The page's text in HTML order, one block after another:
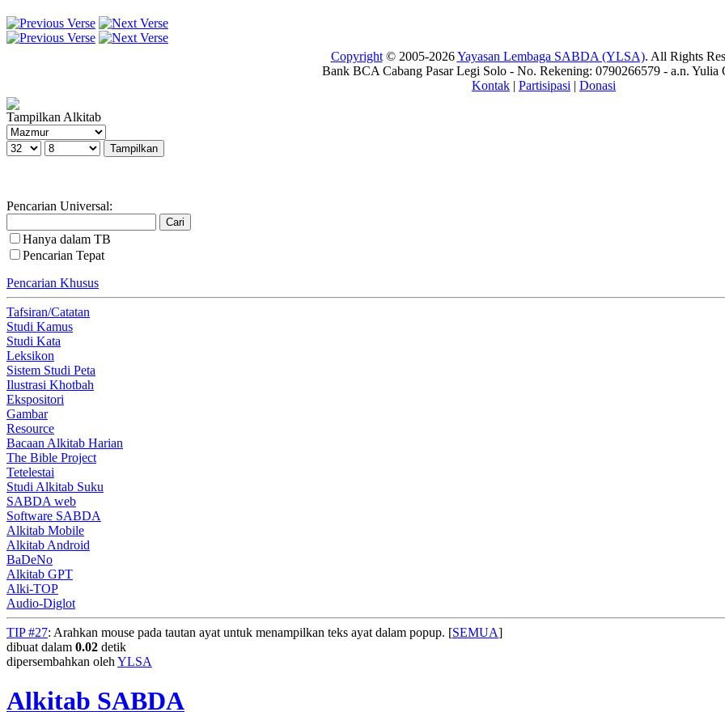
Copyright© 2005-2026Yayasan Lembaga SABDA (YLSA). All Rights
Bank BCA Cabang Pasar Legi Solo - No. Rekening: 0790266579 - a.n. Yulia
Kontak | Partisipasi | Donasi
Tampilkan Alkitab
Pencarian Universal:
Hanya dalam TB
Pencarian Tepat
Pencarian Khusus
Tafsiran/Catatan
Studi Kamus
Studi Kata
Leksikon
Sistem Studi Peta
Ilustrasi Khotbah
Ekspositori
Gambar
Resource
Bacaan Alkitab Harian
The Bible Project
Tetelestai
Studi Alkitab Suku
SABDA web
Software SABDA
Alkitab Mobile
Alkitab Android
BaDeNo
Alkitab GPT
Alki-TOP
Audio-Diglot
TIP #27: Arahkan mouse pada tautan ayat untuk menampilkan teks ayat dalam popup. [SEMUA]
dibuat dalam 0.02 detik
dipersembahkan oleh YLSA
Alkitab SABDA